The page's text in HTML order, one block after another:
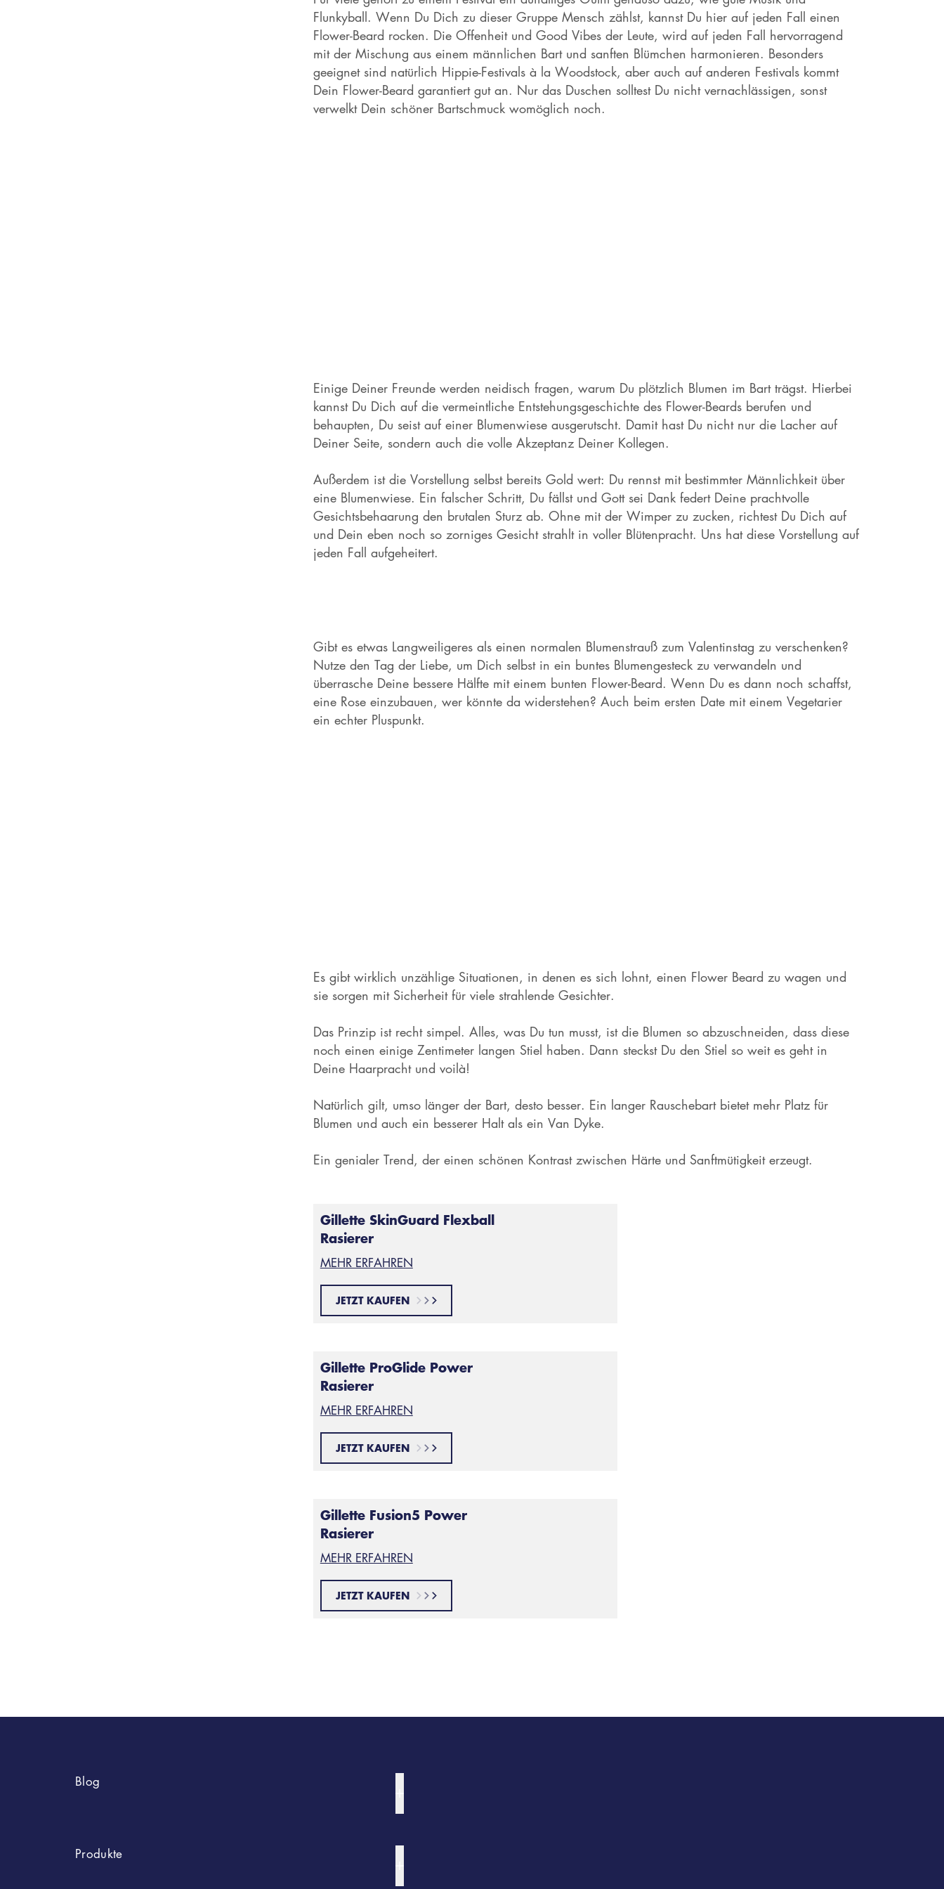
Flunkyball. Wenn Du Dich zu dieser Gruppe Mensch zählst, kannst Du hier auf jeden Fall einen
Flower-Beard rocken. Die Offenheit und Good Vibes der Leute, wird auf jeden Fall hervorragend
mit der Mischung aus einem männlichen Bart und sanften Blümchen harmonieren. Besonders
geeignet sind natürlich Hippie-Festivals à la Woodstock, aber auch auf anderen Festivals kommt
Dein Flower-Beard garantiert gut an. Nur das Duschen solltest Du nicht vernachlässigen, sonst
verwelkt Dein schöner Bartschmuck womöglich noch.
Einige Deiner Freunde werden neidisch fragen, warum Du plötzlich Blumen im Bart trägst. Hierbei
kannst Du Dich auf die vermeintliche Entstehungsgeschichte des Flower-Beards berufen und
behaupten, Du seist auf einer Blumenwiese ausgerutscht. Damit hast Du nicht nur die Lacher auf
Deiner Seite, sondern auch die volle Akzeptanz Deiner Kollegen.
Außerdem ist die Vorstellung selbst bereits Gold wert: Du rennst mit bestimmter Männlichkeit über
eine Blumenwiese. Ein falscher Schritt, Du fällst und Gott sei Dank federt Deine prachtvolle
Gesichtsbehaarung den brutalen Sturz ab. Ohne mit der Wimper zu zucken, richtest Du Dich auf
und Dein eben noch so zorniges Gesicht strahlt in voller Blütenpracht. Uns hat diese Vorstellung auf
jeden Fall aufgeheitert.
Gibt es etwas Langweiligeres als einen normalen Blumenstrauß zum Valentinstag zu verschenken?
Nutze den Tag der Liebe, um Dich selbst in ein buntes Blumengesteck zu verwandeln und
überrasche Deine bessere Hälfte mit einem bunten Flower-Beard. Wenn Du es dann noch schaffst,
eine Rose einzubauen, wer könnte da widerstehen? Auch beim ersten Date mit einem Vegetarier
ein echter Pluspunkt.
Es gibt wirklich unzählige Situationen, in denen es sich lohnt, einen Flower Beard zu wagen und
sie sorgen mit Sicherheit für viele strahlende Gesichter.
Das Prinzip ist recht simpel. Alles, was Du tun musst, ist die Blumen so abzuschneiden, dass diese
noch einen einige Zentimeter langen Stiel haben. Dann steckst Du den Stiel so weit es geht in
Deine Haarpracht und voilà!
Natürlich gilt, umso länger der Bart, desto besser. Ein langer Rauschebart bietet mehr Platz für
Blumen und auch ein besserer Halt als ein Van Dyke.
Ein genialer Trend, der einen schönen Kontrast zwischen Härte und Sanftmütigkeit erzeugt.
Gillette SkinGuard Flexball
Rasierer
MEHR ERFAHREN
JETZT KAUFEN
Gillette ProGlide Power
Rasierer
MEHR ERFAHREN
JETZT KAUFEN
Gillette Fusion5 Power
Rasierer
MEHR ERFAHREN
JETZT KAUFEN
Blog
Produkte